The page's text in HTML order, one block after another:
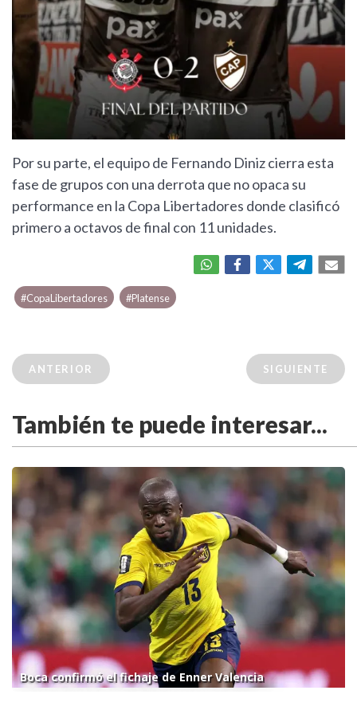
Por su parte, el equipo de Fernando Diniz cierra esta
fase de grupos con una derrota que no opaca su
performance en la Copa Libertadores donde clasificó
primero a octavos de final con 11 unidades.
#CopaLibertadores #Platense
ANTERIOR SIGUIENTE
También te puede interesar...
Boca confirmó el fichaje de Enner Valencia